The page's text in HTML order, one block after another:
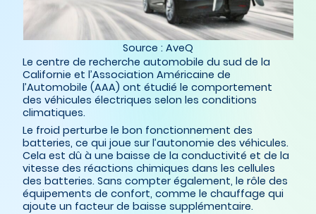
Source : AveQ
Le centre de recherche automobile du sud de la
Californie et l’Association Américaine de
l’Automobile (AAA) ont étudié le comportement
des véhicules électriques selon les conditions
climatiques.
Le froid perturbe le bon fonctionnement des
batteries, ce qui joue sur l’autonomie des véhicules.
Cela est dû à une baisse de la conductivité et de la
vitesse des réactions chimiques dans les cellules
des batteries. Sans compter également, le rôle des
équipements de confort, comme le chauffage qui
ajoute un facteur de baisse supplémentaire.